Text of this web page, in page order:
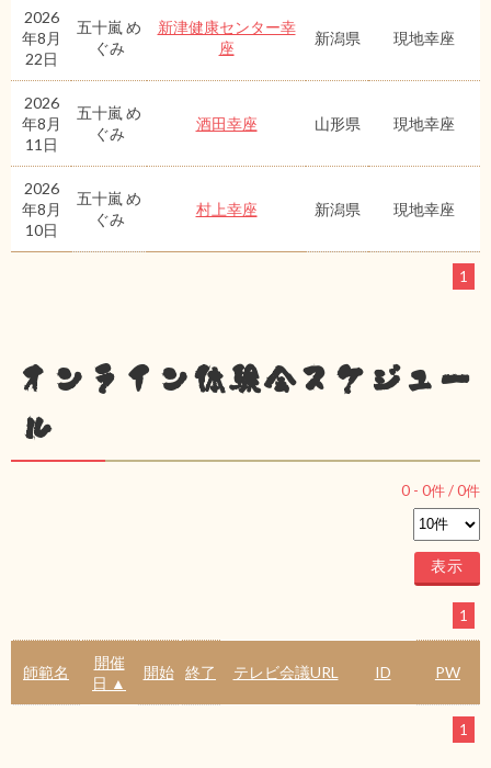
2026
年8月
22日
五十嵐 め
ぐみ
新津健康センター幸
座
新潟県 現地幸座
2026
年8月
11日
五十嵐 め
ぐみ
酒田幸座 山形県 現地幸座
2026
年8月
10日
五十嵐 め
ぐみ
村上幸座 新潟県 現地幸座
1
オンライン体験会スケジュー
ル
0 - 0件 /0件
1
師範名
開催
日 ▲
開始 終了 テレビ会議URL ID PW
1